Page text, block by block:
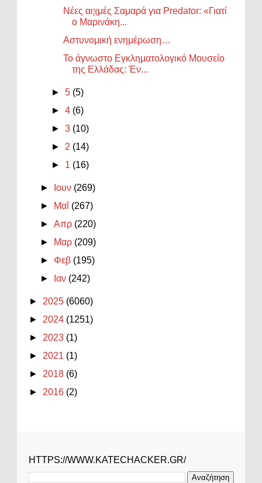
Νέες αιχμές Σαμαρά για Predator: «Γιατί
ο Μαρινάκη...
Αστυνομική ενημέρωση…
Το άγνωστο Εγκληματολογικό Μουσείο
της Ελλάδας: Έν...
►5 (5)
►4 (6)
►3 (10)
► 2 (14)
► 1 (16)
► Ιουν (269)
►
Μαΐ (267)
►Απρ (220)
►
Μαρ (209)
► Φεβ (195)
►
Ιαν (242)
► 2025 (6060)
► 2024 (1251)
► 2023 (1)
► 2021 (1)
► 2018 (6)
► 2016 (2)
HTTPS://WWW.KATECHACKER.GR/